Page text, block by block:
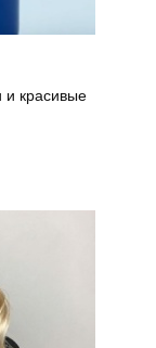
и красивые